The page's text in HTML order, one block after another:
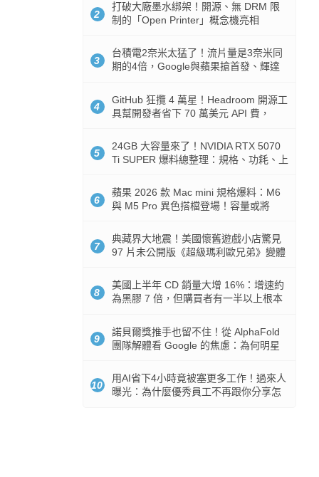
2
打破大廠墨水綁架！開源、無 DRM 限
制的「Open Printer」概念機亮相
3
台積電2奈米太猛了！流片量是3奈米同
期的4倍，Google與蘋果搶首發、輝達
4
GitHub 狂攬 4 萬星！Headroom 開源工
具幫開發者省下 70 萬美元 API 費，
5
24GB 大容量來了！NVIDIA RTX 5070
Ti SUPER 爆料總整理：規格、功耗、上
6
蘋果 2026 款 Mac mini 規格爆料：M6
與 M5 Pro 異色搭檔登場！容量或將
7
典藏界大地震！美國懷舊遊戲小店驚見
97 片未公開版《超級瑪利歐兄弟》變體
8
美國上半年 CD 銷量大增 16%：增速約
為黑膠 7 倍，但購買者有一半以上根本
9
諾貝爾獎推手也留不住！從 AlphaFold
團隊解體看 Google 的焦慮：為何明星
10
用AI省下4小時竟被塞更多工作！過來人
曝光：為什麼優秀員工不再跟你分享怎